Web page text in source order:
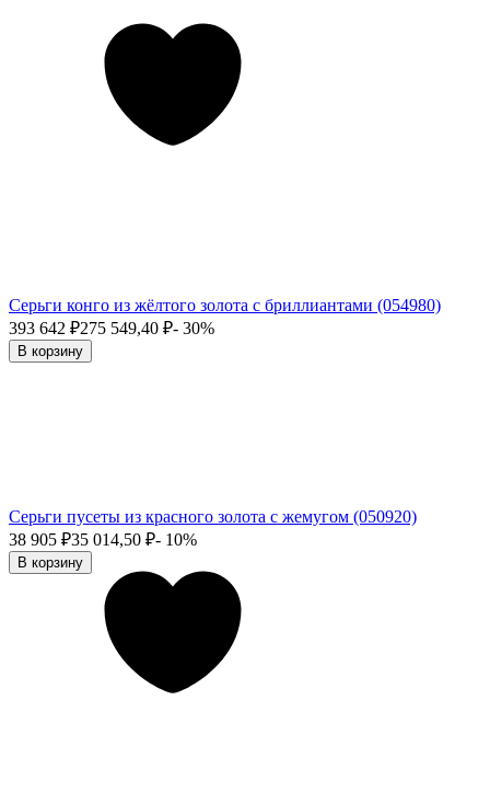
Серьги конго из жёлтого золота с бриллиантами (054980)
393 642 ₽275 549,40 ₽- 30%
В корзину
Серьги пусеты из красного золота с жемугом (050920)
38 905 ₽35 014,50 ₽- 10%
В корзину